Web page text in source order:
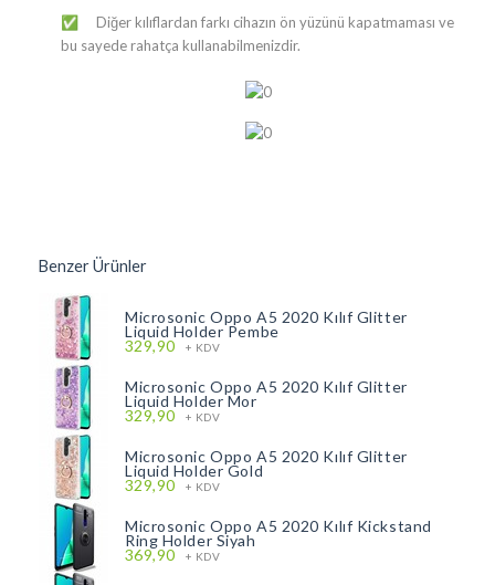
✅ Diğer kılıflardan farkı cihazın ön yüzünü kapatmaması ve
bu sayede rahatça kullanabilmenizdir.
Benzer Ürünler
Microsonic Oppo A5 2020 Kılıf Glitter
Liquid Holder Pembe
329,90 + KDV
Microsonic Oppo A5 2020 Kılıf Glitter
Liquid Holder Mor
329,90 + KDV
Microsonic Oppo A5 2020 Kılıf Glitter
Liquid Holder Gold
329,90 + KDV
Microsonic Oppo A5 2020 Kılıf Kickstand
Ring Holder Siyah
369,90 + KDV